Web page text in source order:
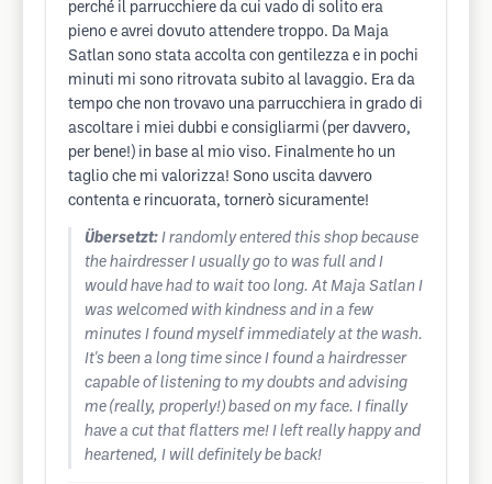
perché il parrucchiere da cui vado di solito era
pieno e avrei dovuto attendere troppo. Da Maja
Satlan sono stata accolta con gentilezza e in pochi
minuti mi sono ritrovata subito al lavaggio. Era da
tempo che non trovavo una parrucchiera in grado di
ascoltare i miei dubbi e consigliarmi (per davvero,
per bene!) in base al mio viso. Finalmente ho un
taglio che mi valorizza! Sono uscita davvero
contenta e rincuorata, tornerò sicuramente!
Übersetzt: I randomly entered this shop because
the hairdresser I usually go to was full and I
would have had to wait too long. At Maja Satlan I
was welcomed with kindness and in a few
minutes I found myself immediately at the wash.
It's been a long time since I found a hairdresser
capable of listening to my doubts and advising
me (really, properly!) based on my face. I finally
have a cut that flatters me! I left really happy and
heartened, I will definitely be back!